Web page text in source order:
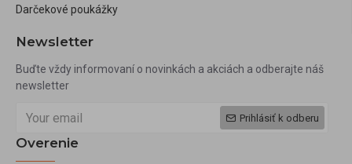
Darčekové poukážky
Newsletter
Buďte vždy informovaní o novinkách a akciách a odberajte náš
newsletter
Prihlásiť k odberu
Overenie